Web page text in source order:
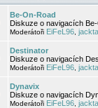
Be-On-Road
Diskuze o navigacích
Moderátoři EiFeL96
Destinator
Diskuze o navigacích
Moderátoři EiFeL96
Dynavix
Diskuze o navigacích
Moderátoři EiFeL96